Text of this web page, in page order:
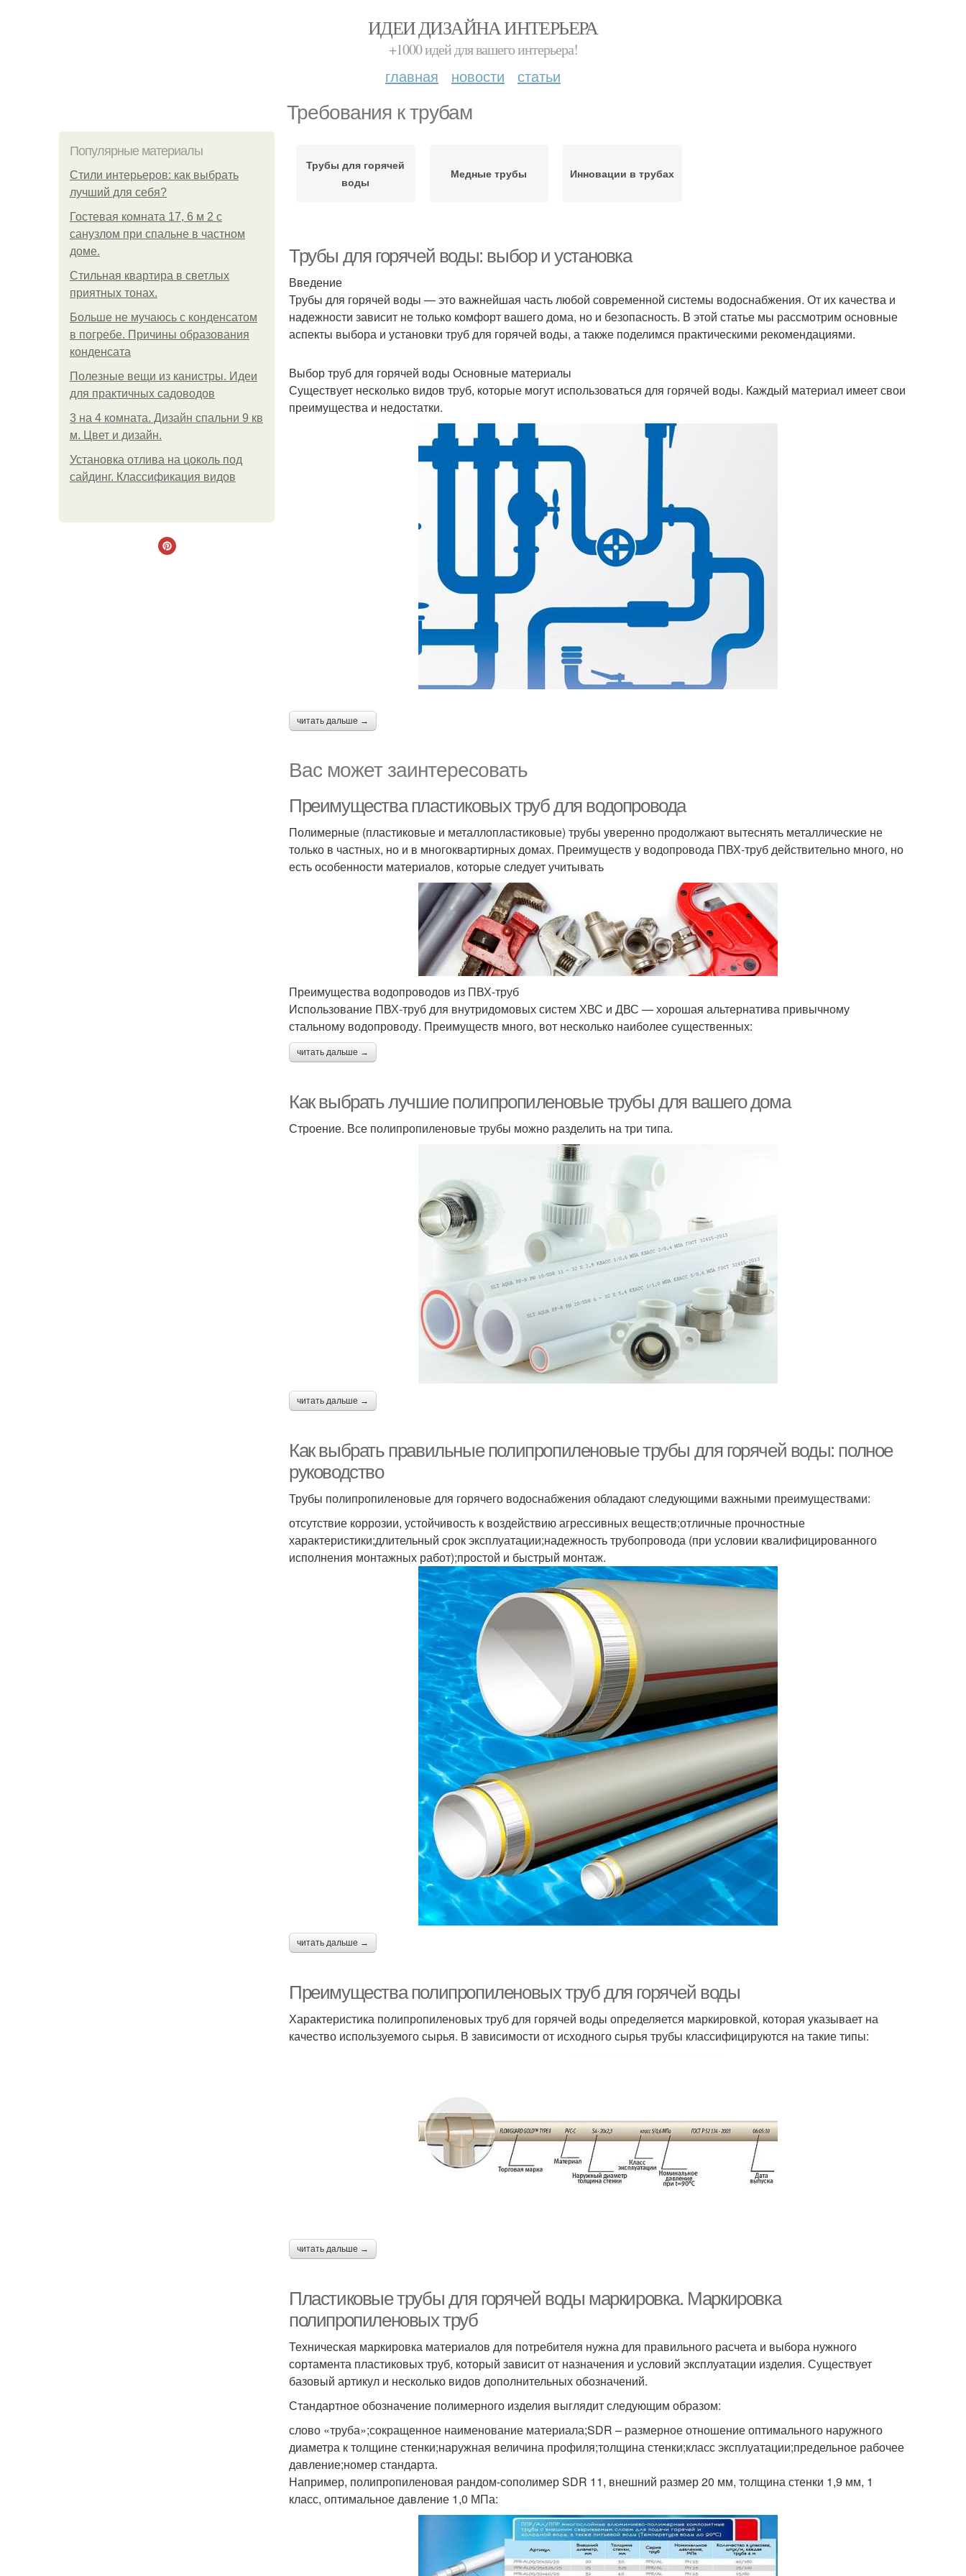
ИДЕИ ДИЗАЙНА ИНТЕРЬЕРА
+1000 идей для вашего интерьера!
главная новости статьи
Требования к трубам
Популярные материалы
Стили интерьеров: как выбрать
лучший для себя?
Гостевая комната 17, 6 м 2 с
санузлом при спальне в частном
доме.
Стильная квартира в светлых
приятных тонах.
Больше не мучаюсь с конденсатом
в погребе. Причины образования
конденсата
Полезные вещи из канистры. Идеи
для практичных садоводов
3 на 4 комната. Дизайн спальни 9 кв
м. Цвет и дизайн.
Установка отлива на цоколь под
сайдинг. Классификация видов
Трубы для горячей
воды
Медные трубы Инновации в трубах
Трубы для горячей воды: выбор и установка
Введение
Трубы для горячей воды — это важнейшая часть любой современной системы водоснабжения. От их качества и
надежности зависит не только комфорт вашего дома, но и безопасность. В этой статье мы рассмотрим основные
аспекты выбора и установки труб для горячей воды, а также поделимся практическими рекомендациями.
Выбор труб для горячей воды Основные материалы
Существует несколько видов труб, которые могут использоваться для горячей воды. Каждый материал имеет свои
преимущества и недостатки.
читать дальше →
Вас может заинтересовать
Преимущества пластиковых труб для водопровода
Полимерные (пластиковые и металлопластиковые) трубы уверенно продолжают вытеснять металлические не
только в частных, но и в многоквартирных домах. Преимуществ у водопровода ПВХ-труб действительно много, но
есть особенности материалов, которые следует учитывать
Преимущества водопроводов из ПВХ-труб
Использование ПВХ-труб для внутридомовых систем ХВС и ДВС — хорошая альтернатива привычному
стальному водопроводу. Преимуществ много, вот несколько наиболее существенных:
читать дальше →
Как выбрать лучшие полипропиленовые трубы для вашего дома
Строение. Все полипропиленовые трубы можно разделить на три типа.
читать дальше →
Как выбрать правильные полипропиленовые трубы для горячей воды: полное
руководство
Трубы полипропиленовые для горячего водоснабжения обладают следующими важными преимуществами:
отсутствие коррозии, устойчивость к воздействию агрессивных веществ;отличные прочностные
характеристики;длительный срок эксплуатации;надежность трубопровода (при условии квалифицированного
исполнения монтажных работ);простой и быстрый монтаж.
читать дальше →
Преимущества полипропиленовых труб для горячей воды
Характеристика полипропиленовых труб для горячей воды определяется маркировкой, которая указывает на
качество используемого сырья. В зависимости от исходного сырья трубы классифицируются на такие типы:
читать дальше →
Пластиковые трубы для горячей воды маркировка. Маркировка
полипропиленовых труб
Техническая маркировка материалов для потребителя нужна для правильного расчета и выбора нужного
сортамента пластиковых труб, который зависит от назначения и условий эксплуатации изделия. Существует
базовый артикул и несколько видов дополнительных обозначений.
Стандартное обозначение полимерного изделия выглядит следующим образом:
слово «труба»;сокращенное наименование материала;SDR – размерное отношение оптимального наружного
диаметра к толщине стенки;наружная величина профиля;толщина стенки;класс эксплуатации;предельное рабочее
давление;номер стандарта.
Например, полипропиленовая рандом-сополимер SDR 11, внешний размер 20 мм, толщина стенки 1,9 мм, 1
класс, оптимальное давление 1,0 МПа: